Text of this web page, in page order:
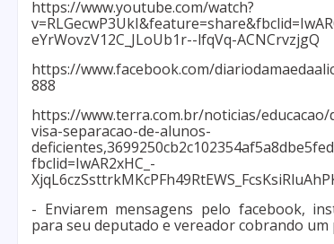
https://www.youtube.com/watch?
eYrWovzV12C_JLoUb1r--lfqVq-ACNCrvzjgQ
https://www.facebook.com/
888
https://www.terra.com.br/noticias/
visa-separacao-de-alunos-
fbclid=IwAR2xHC_-
- Enviarem mensagens pelo facebook,
para seu deputado e vereador cobrando